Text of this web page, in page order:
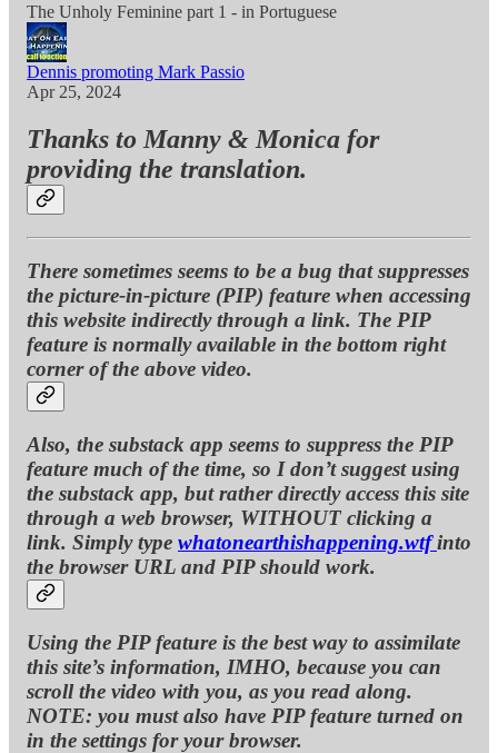
The Unholy Feminine part 1 - in Portuguese
Dennis promoting Mark Passio
Apr 25, 2024
Thanks to Manny & Monica for
providing the translation.
There sometimes seems to be a bug that suppresses
the picture-in-picture (PIP) feature when accessing
this website indirectly through a link. The PIP
feature is normally available in the bottom right
corner of the above video.
Also, the substack app seems to suppress the PIP
feature much of the time, so I don’t suggest using
the substack app, but rather directly access this site
through a web browser, WITHOUT clicking a
link. Simply type whatonearthishappening.wtfinto
the browser URL and PIP should work.
Using the PIP feature is the best way to assimilate
this site’s information, IMHO, because you can
scroll the video with you, as you read along.
NOTE: you must also have PIP feature turned on
in the settings for your browser.